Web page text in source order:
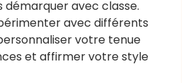
avec classe.
avec différents
votre tenue
et affirmer votre style